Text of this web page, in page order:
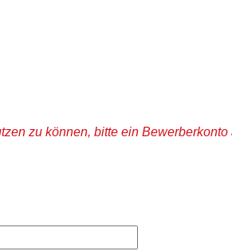
zu können, bitte ein Bewerberkonto